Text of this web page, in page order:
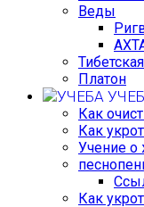
Веды
Платон
Как
Как
Учение о
Как